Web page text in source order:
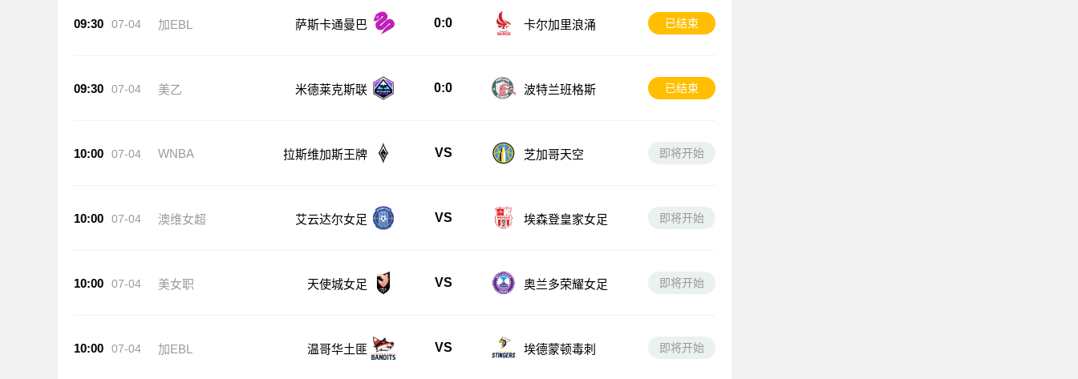
09:30 07-04 加EBL 萨斯卡通曼巴 0:0 卡尔加里浪涌 已结束
09:30 07-04 美乙 米德莱克斯联 0:0 波特兰班格斯 已结束
10:00 07-04 WNBA 拉斯维加斯王牌 VS 芝加哥天空 即将开始
10:00 07-04 澳维女超 艾云达尔女足 VS 埃森登皇家女足 即将开始
10:00 07-04 美女职 天使城女足 VS 奥兰多荣耀女足 即将开始
10:00 07-04 加EBL 温哥华土匪 VS 埃德蒙顿毒刺 即将开始